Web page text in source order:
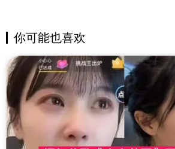
你可能也喜欢